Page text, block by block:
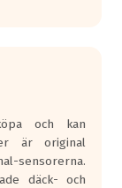
och kan
är original
sensorerna.
däck- och